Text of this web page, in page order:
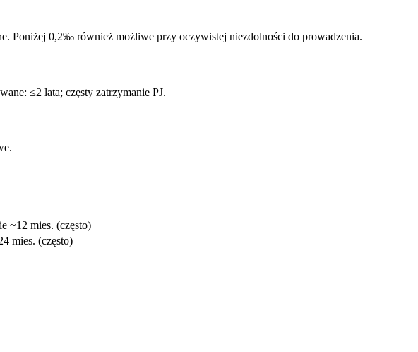
0,2‰ również możliwe przy oczywistej niezdolności do prowadzenia.
≤2 lata; częsty zatrzymanie PJ.
~12 mies. (często)
mies. (często)